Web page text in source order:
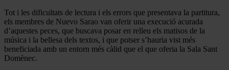
Tot i les dificultats de lectura i els errors que presentava la partitura,
els membres de Nuevo Sarao van oferir una execució acurada
d’aquestes peces, que buscava posar en relleu els matisos de la
música i la bellesa dels textos, i que potser s’hauria vist més
beneficiada amb un entorn més càlid que el que oferia la Sala Sant
Domènec.